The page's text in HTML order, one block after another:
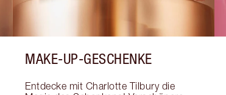
MAKE-UP-GESCHENKE
Entdecke mit Charlotte Tilbury die